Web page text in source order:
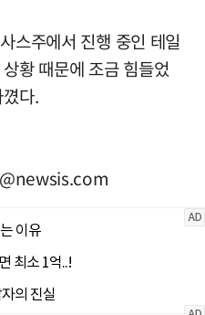
스주에서 진행 중인 테일
황 때문에 조금 힘들었
다.